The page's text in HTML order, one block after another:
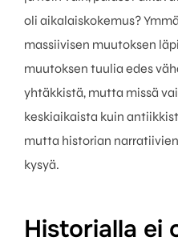
oli aikalaiskokemus?
massiivisen muutoksen
muutoksen tuulia edes
yhtäkkistä, mutta missä
keskiaikaista kuin
mutta historian
kysyä.
Historialla ei